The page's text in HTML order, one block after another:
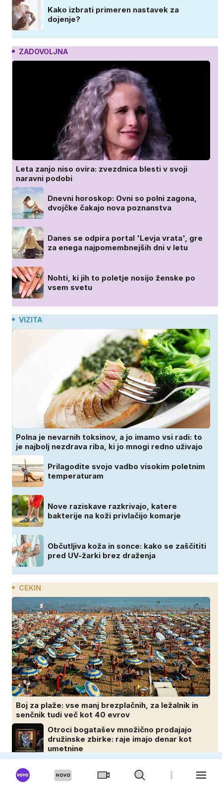
Kako izbrati primeren nastavek za
dojenje?
ZADOVOLJNA
Leta zanjo niso ovira: zvezdnica blesti v svoji
naravni podobi
Dnevni horoskop: Ovni so polni zagona,
dvojčke čakajo nova poznanstva
Danes se odpira portal 'Levja vrata', gre
za enega najpomembnejših dni v letu
Nohti, ki jih to poletje nosijo ženske po
vsem svetu
VIZITA
Polna je nevarnih toksinov, a jo imamo vsi radi: to
je najbolj nezdrava riba, ki jo mnogi redno uživajo
Prilagodite svojo vadbo visokim poletnim
temperaturam
Nove raziskave razkrivajo, katere
bakterije na koži privlačijo komarje
Občutljiva koža in sonce: kako se zaščititi
pred UV-žarki brez draženja
CEKIN
Boj za plaže: vse manj brezplačnih, za ležalnik in
senčnik tudi več kot 40 evrov
Otroci bogatašev množično prodajajo
družinske zbirke: raje imajo denar kot
umetnine
Medtem ko je svet trepetal zaradi vojne,
so oni služili 600.000 evrov na minuto